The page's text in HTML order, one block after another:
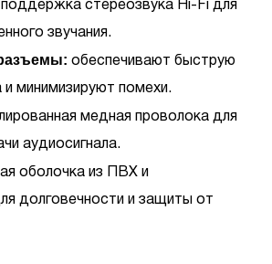
поддержка стереозвука Hi-Fi для
звучания.
обеспечивают быструю
и минимизируют помехи.
медная проволока для
аудиосигнала.
оболочка из ПВХ и
долговечности и защиты от